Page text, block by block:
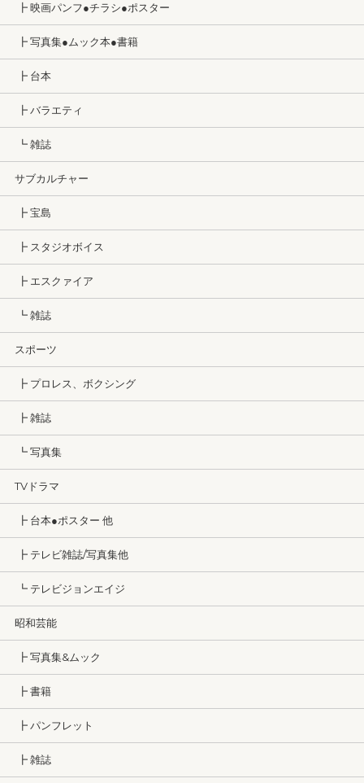
┣ 映画パンフ●チラシ●ポスター
┣ 写真集●ムック本●書籍
┣ 台本
┣ バラエティ
┗ 雑誌
サブカルチャー
┣ 宝島
┣ スタジオボイス
┣ エスクァイア
┗ 雑誌
スポーツ
┣ プロレス、ボクシング
┣ 雑誌
┗ 写真集
TVドラマ
┣ 台本●ポスター 他
┣ テレビ雑誌/写真集他
┗ テレビジョンエイジ
昭和芸能
┣ 写真集&ムック
┣ 書籍
┣ パンフレット
┣ 雑誌